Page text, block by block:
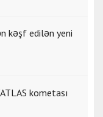
kəşf edilən yeni
kometası